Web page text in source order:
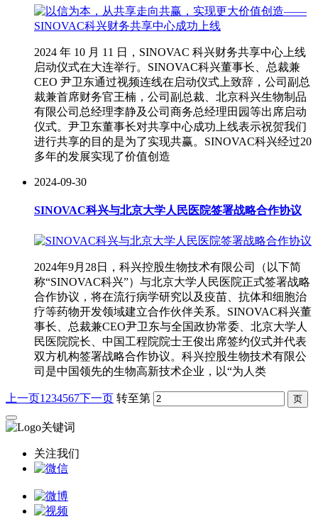
2024 年 10 月 11 日，SINOVAC 科兴财务共享中心上线
启动仪式在大连举行。SINOVAC科兴董事长、总裁兼
CEO 尹卫东通过视频连线在启动仪式上致辞，公司副总
裁兼首席财务官王楠，公司副总裁、北京科兴生物制品
有限公司总经理李静及公司商务总经理田园等出席启动
仪式。尹卫东董事长对共享中心成功上线表示祝贺我们
进行共享的目的是为了实现共赢。SINOVAC科兴经过20
多年的发展实现了价值创造
2024-09-30
SINOVAC科兴与北京大学人民医院签署战略合作协议
2024年9月28日，科兴控股生物技术有限公司（以下简
称“SINOVAC科兴”）与北京大学人民医院正式签署战略
合作协议，将在流行病学研究以及疫苗、抗体和细胞治
疗等药物开发领域建立合作伙伴关系。SINOVAC科兴董
事长、总裁兼CEO尹卫东与全国政协常委、北京大学人
民医院院长、中国工程院院士王俊出席签约仪式并代表
双方机构签署战略合作协议。科兴控股生物技术有限公
司是中国领先的生物高新技术企业，以“为人类
上一页1 234567下一页 转至第
关注我们